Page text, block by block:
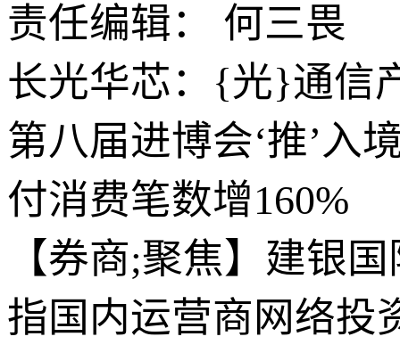
责任编辑： 何三畏
长光华芯：{光}通信
第八届进博会‘推’入
付消费笔数增160%
【券商;聚焦】建银
指国内运营商网络投